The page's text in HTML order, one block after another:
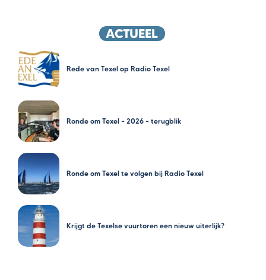
ACTUEEL
Rede van Texel op Radio Texel
Ronde om Texel – 2026 – terugblik
Ronde om Texel te volgen bij Radio Texel
Krijgt de Texelse vuurtoren een nieuw uiterlijk?